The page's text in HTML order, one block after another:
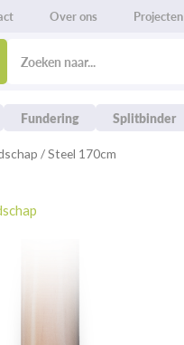
Over ons Projecten
Producten
zoeken
Fundering Splitbinder
/ Steel 170cm